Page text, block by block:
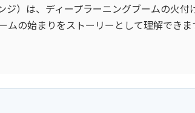
ジ）は、ディープラーニングブームの火
の始まりをストーリーとして理解でき